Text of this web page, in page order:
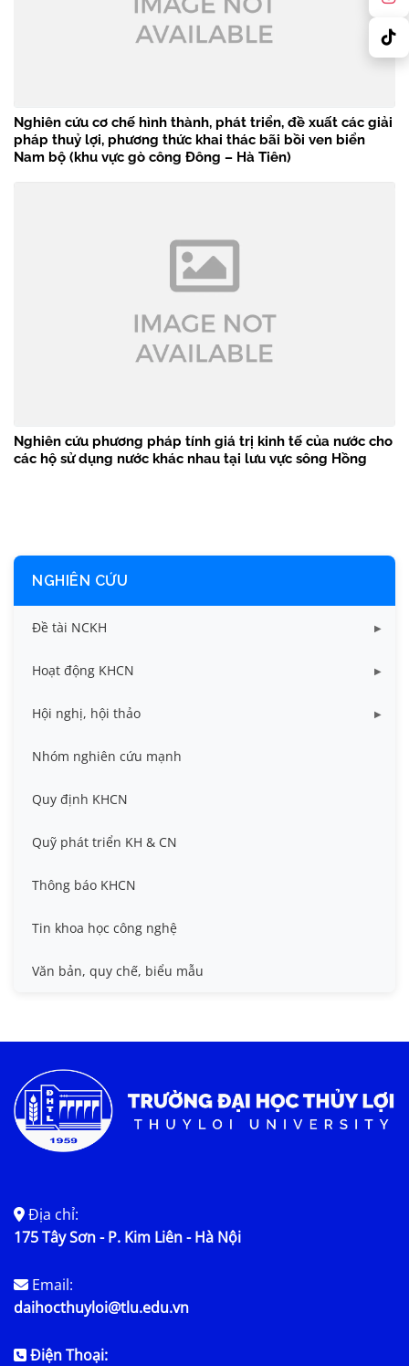
Nghiên cứu cơ chế hình thành, phát triển, đề xuất các giải
pháp thuỷ lợi, phương thức khai thác bãi bồi ven biển
Nam bộ (khu vực gò công Đông – Hà Tiên)
Nghiên cứu phương pháp tính giá trị kinh tế của nước cho
các hộ sử dụng nước khác nhau tại lưu vực sông Hồng
NGHIÊN CỨU
Đề tài NCKH
Dữ liệu Đề tài cấp Bộ
Dữ liệu Đề tài cấp Cơ sở
Hoạt động KHCN
Công bố khoa học
Đề tài cấp Bộ, Thành phố
Hội nghị, hội thảo
Hội nghị khoa học thường niên
Hội nghị Khoa học sinh viên
Hội nghị quốc tế và hội nghị khác
Nhóm nghiên cứu mạnh
Quy định KHCN
Quỹ phát triển KH & CN
Thông báo KHCN
Tin khoa học công nghệ
Văn bản, quy chế, biểu mẫu
Địa chỉ:
175 Tây Sơn - P. Kim Liên - Hà Nội
Email:
daihocthuyloi@tlu.edu.vn
Điện Thoại: